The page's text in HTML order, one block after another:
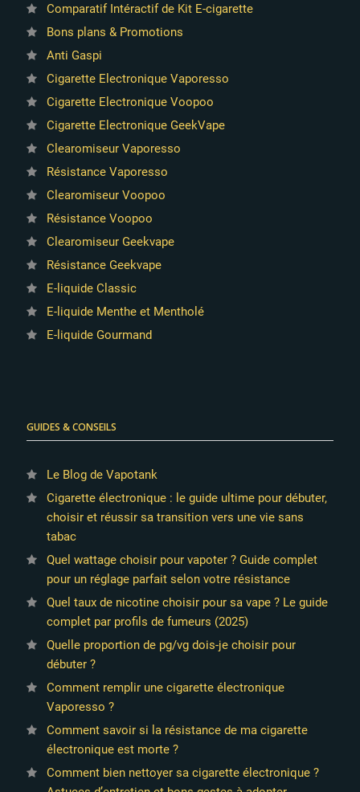
Comparatif Intéractif de Kit E-cigarette
Bons plans & Promotions
Anti Gaspi
Cigarette Electronique Vaporesso
Cigarette Electronique Voopoo
Cigarette Electronique GeekVape
Clearomiseur Vaporesso
Résistance Vaporesso
Clearomiseur Voopoo
Résistance Voopoo
Clearomiseur Geekvape
Résistance Geekvape
E-liquide Classic
E-liquide Menthe et Mentholé
E-liquide Gourmand
GUIDES & CONSEILS
Le Blog de Vapotank
Cigarette électronique : le guide ultime pour débuter,
choisir et réussir sa transition vers une vie sans
tabac
Quel wattage choisir pour vapoter ? Guide complet
pour un réglage parfait selon votre résistance
Quel taux de nicotine choisir pour sa vape ? Le guide
complet par profils de fumeurs (2025)
Quelle proportion de pg/vg dois-je choisir pour
débuter ?
Comment remplir une cigarette électronique
Vaporesso ?
Comment savoir si la résistance de ma cigarette
électronique est morte ?
Comment bien nettoyer sa cigarette électronique ?